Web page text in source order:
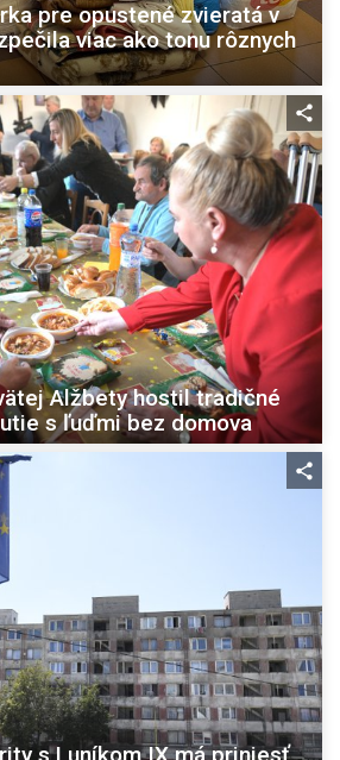
pre opustené zvieratá v
viac ako tonu rôznych
Alžbety hostil tradičné
s ľuďmi bez domova